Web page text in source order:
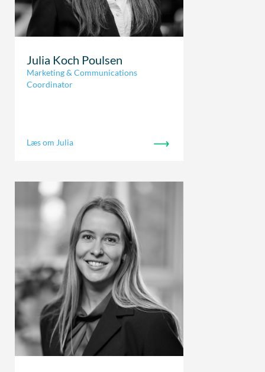
Julia Koch Poulsen
Marketing & Communications
Coordinator
Læs om Julia